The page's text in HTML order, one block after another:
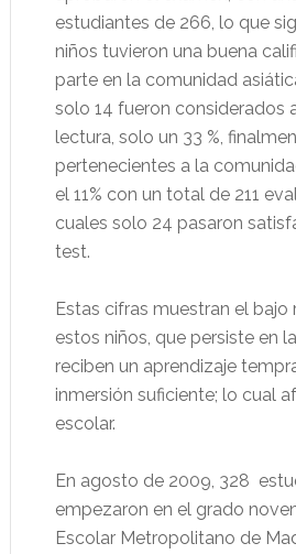
estudiantes de 266, lo que
niños tuvieron una buena
parte en la comunidad
solo 14 fueron considerados
lectura, solo un 33 %,
pertenecientes a la
el 11% con un total de 211
cuales solo 24 pasaron
test.
Estas cifras muestran el
estos niños, que persiste en
reciben un aprendizaje
inmersión suficiente; lo cual
escolar.
En agosto de 2009, 328
empezaron en el grado
Escolar Metropolitano de